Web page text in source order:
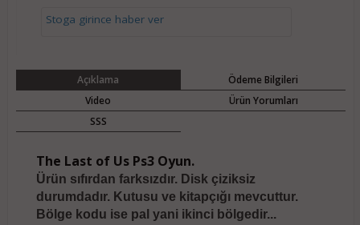
Stoga girince haber ver
Açıklama
Ödeme Bilgileri
Video
Ürün Yorumları
SSS
The Last of Us Ps3 Oyun.
Ürün sıfırdan farksızdır. Disk çiziksiz
durumdadır. Kutusu ve kitapçığı mevcuttur.
Bölge kodu ise pal yani ikinci bölgedir...